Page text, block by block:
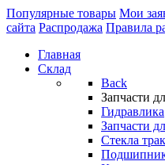
Популярные товары Мои
сайта Распродажа Правила
Главная
Склад
Back
Запчасти
Гидравлика
Запчасти
Стекла